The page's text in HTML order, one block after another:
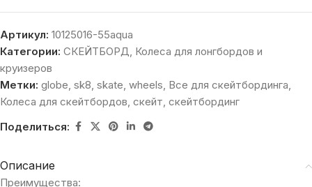
Артикул: 10125016-55aqua
Категории: СКЕЙТБОРД, Колеса для лонгбордов и
круизеров
Метки: globe, sk8, skate, wheels, Все для скейтбординга,
Колеса для скейтбордов, скейт, скейтбординг
Поделиться:
Описание
Преимущества: